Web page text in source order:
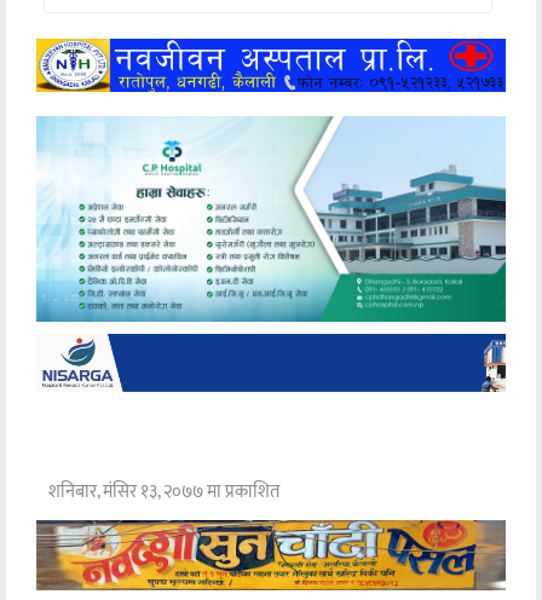
खेलकुद
मनोरञ्जन
अन्य
शनिबार, मंसिर १३, २०७७ मा प्रकाशित